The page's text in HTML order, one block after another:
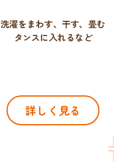
洗濯をまわす、干す、畳む
タンスに入れるなど
詳しく見る